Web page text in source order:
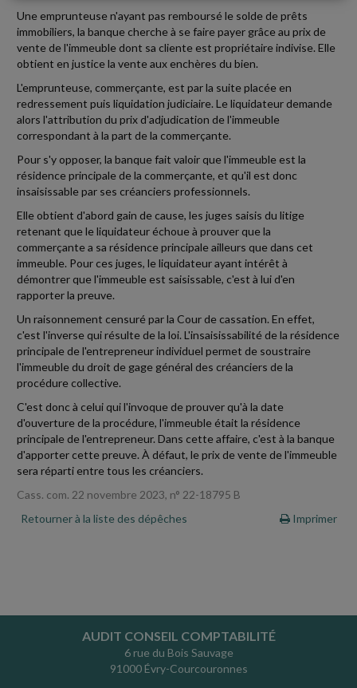
Une emprunteuse n'ayant pas remboursé le solde de prêts
immobiliers, la banque cherche à se faire payer grâce au prix de
vente de l'immeuble dont sa cliente est propriétaire indivise. Elle
obtient en justice la vente aux enchères du bien.
L'emprunteuse, commerçante, est par la suite placée en
redressement puis liquidation judiciaire. Le liquidateur demande
alors l'attribution du prix d'adjudication de l'immeuble
correspondant à la part de la commerçante.
Pour s'y opposer, la banque fait valoir que l'immeuble est la
résidence principale de la commerçante, et qu'il est donc
insaisissable par ses créanciers professionnels.
Elle obtient d'abord gain de cause, les juges saisis du litige
retenant que le liquidateur échoue à prouver que la
commerçante a sa résidence principale ailleurs que dans cet
immeuble. Pour ces juges, le liquidateur ayant intérêt à
démontrer que l'immeuble est saisissable, c'est à lui d'en
rapporter la preuve.
Un raisonnement censuré par la Cour de cassation. En effet,
c'est l'inverse qui résulte de la loi. L'insaisissabilité de la résidence
principale de l'entrepreneur individuel permet de soustraire
l'immeuble du droit de gage général des créanciers de la
procédure collective.
C'est donc à celui qui l'invoque de prouver qu'à la date
d'ouverture de la procédure, l'immeuble était la résidence
principale de l'entrepreneur. Dans cette affaire, c'est à la banque
d'apporter cette preuve. À défaut, le prix de vente de l'immeuble
sera réparti entre tous les créanciers.
Cass. com. 22 novembre 2023, n° 22-18795 B
Retourner à la liste des dépêches
Imprimer
AUDIT CONSEIL COMPTABILITÉ
6 rue du Bois Sauvage
91000 Évry-Courcouronnes